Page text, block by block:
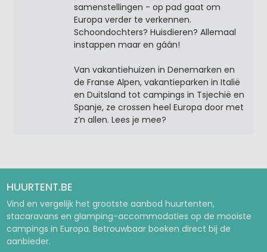
samenstellingen - op pad gaat om
Europa verder te verkennen.
Schoondochters? Huisdieren? Allemaal
instappen maar en gáán!
Van vakantiehuizen in Denemarken en
de Franse Alpen, vakantieparken in Italië
en Duitsland tot campings in Tsjechië en
Spanje, ze crossen heel Europa door met
z’n allen. Lees je mee?
HUURTENT.BE
Vind en vergelijk het grootste aanbod huurtenten,
stacaravans en glamping-accommodaties op de mooiste
campings in Europa. Betrouwbaar boeken direct bij de
aanbieder.